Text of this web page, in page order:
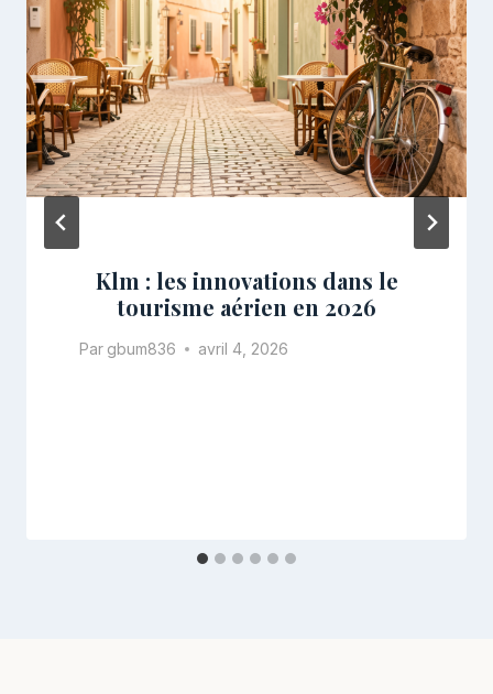
Klm : les innovations dans le
tourisme aérien en 2026
Par gbum836 avril 4, 2026